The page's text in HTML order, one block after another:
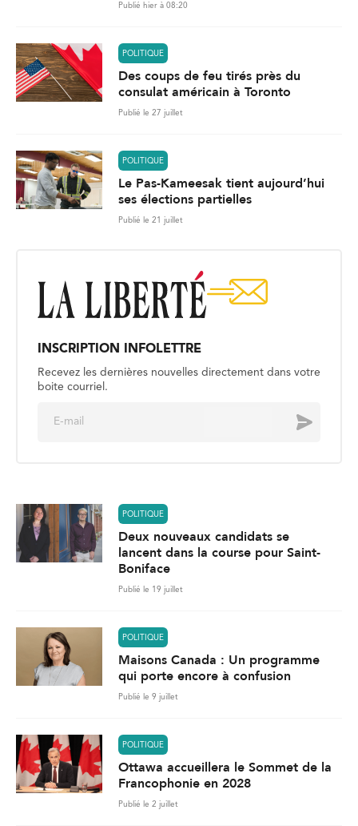
Publié hier à 08:20
POLITIQUE
Des coups de feu tirés près du
consulat américain à Toronto
Publié le 27 juillet
POLITIQUE
Le Pas-Kameesak tient aujourd’hui
ses élections partielles
Publié le 21 juillet
INSCRIPTION INFOLETTRE
Recevez les dernières nouvelles directement dans votre
boite courriel.
Envoyer
POLITIQUE
Deux nouveaux candidats se
lancent dans la course pour Saint-
Boniface
Publié le 19 juillet
POLITIQUE
Maisons Canada : Un programme
qui porte encore à confusion
Publié le 9 juillet
POLITIQUE
Ottawa accueillera le Sommet de la
Francophonie en 2028
Publié le 2 juillet